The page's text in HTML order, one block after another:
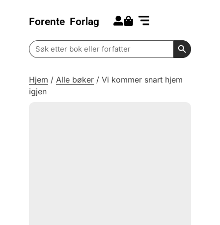
Forente Forlag
Search
for:
Search
Hjem / Alle bøker / Vi kommer snart hjem
igjen